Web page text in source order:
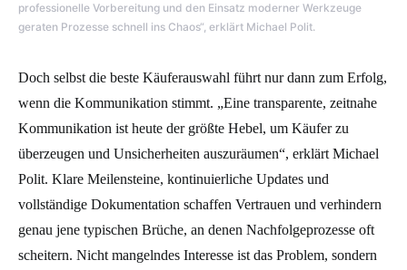
professionelle Vorbereitung und den Einsatz moderner Werkzeuge
geraten Prozesse schnell ins Chaos“, erklärt Michael Polit.
Doch selbst die beste Käuferauswahl führt nur dann zum Erfolg,
wenn die Kommunikation stimmt. „Eine transparente, zeitnahe
Kommunikation ist heute der größte Hebel, um Käufer zu
überzeugen und Unsicherheiten auszuräumen“, erklärt Michael
Polit. Klare Meilensteine, kontinuierliche Updates und
vollständige Dokumentation schaffen Vertrauen und verhindern
genau jene typischen Brüche, an denen Nachfolgeprozesse oft
scheitern. Nicht mangelndes Interesse ist das Problem, sondern